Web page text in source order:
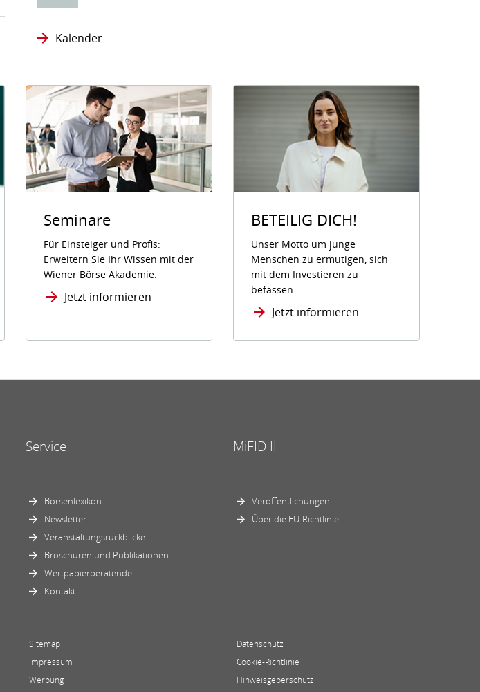
Kalender
Seminare
Für Einsteiger und Profis:
Erweitern Sie Ihr Wissen mit der
Wiener Börse Akademie.
Jetzt informieren
BETEILIG DICH!
Unser Motto um junge
Menschen zu ermutigen, sich
mit dem Investieren zu
befassen.
Jetzt informieren
Service
Börsenlexikon
Newsletter
Veranstaltungsrückblicke
Broschüren und Publikationen
Wertpapierberatende
Kontakt
MiFID II
Veröffentlichungen
Über die EU-Richtlinie
Sitemap
Impressum
Werbung
Datenschutz
Cookie-Richtlinie
Hinweisgeberschutz